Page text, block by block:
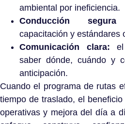
ambiental por ineficiencia.
Conducción
capacitación y estándares
Comunicación clara: el
saber dónde, cuándo y
anticipación.
Cuando el programa de rutas
tiempo de traslado, el
operativas y mejora del día a